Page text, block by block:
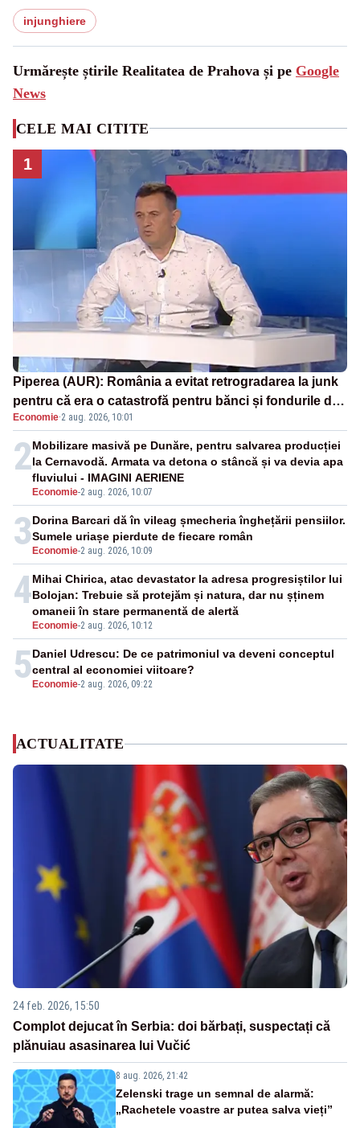
injunghiere
Urmărește știrile Realitatea de Prahova și pe Google
News
CELE MAI CITITE
1
Piperea (AUR): România a evitat retrogradarea la junk
pentru că era o catastrofă pentru bănci și fondurile de
pensii
Economie·2 aug. 2026, 10:01
2
Economie-2 aug. 2026, 10:07
Mobilizare masivă pe Dunăre, pentru salvarea producției
la Cernavodă. Armata va detona o stâncă și va devia apa
fluviului - IMAGINI AERIENE
3 Economie-2 aug. 2026, 10:09
Dorina Barcari dă în vileag șmecheria înghețării pensiilor.
Sumele uriașe pierdute de fiecare român
4
Economie-2 aug. 2026, 10:12
Mihai Chirica, atac devastator la adresa progresiștilor lui
Bolojan: Trebuie să protejăm și natura, dar nu șținem
omaneii în stare permanentă de alertă
5 Economie-2 aug. 2026, 09:22
Daniel Udrescu: De ce patrimoniul va deveni conceptul
central al economiei viitoare?
ACTUALITATE
24 feb. 2026, 15:50
Complot dejucat în Serbia: doi bărbați, suspectați că
plănuiau asasinarea lui Vučić
8 aug. 2026, 21:42
Zelenski trage un semnal de alarmă:
„Rachetele voastre ar putea salva vieți”